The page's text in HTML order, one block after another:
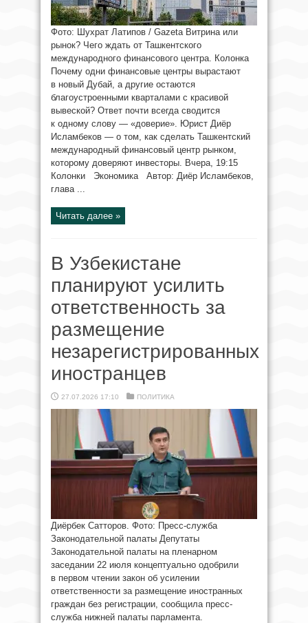
Фото: Шухрат Латипов / Gazeta Витрина или
рынок? Чего ждать от Ташкентского
международного финансового центра. Колонка
Почему одни финансовые центры вырастают
в новый Дубай, а другие остаются
благоустроенными кварталами с красивой
вывеской? Ответ почти всегда сводится
к одному слову — «доверие». Юрист Диёр
Исламбеков — о том, как сделать Ташкентский
международный финансовый центр рынком,
которому доверяют инвесторы. Вчера, 19:15
Колонки Экономика Автор: Диёр Исламбеков,
глава ...
Читать далее »
В Узбекистане
планируют усилить
ответственность за
размещение
незарегистрированных
иностранцев
27.07.2026 17:10 ПОЛИТИКА
Диёрбек Сатторов. Фото: Пресс-служба
Законодательной палаты Депутаты
Законодательной палаты на пленарном
заседании 22 июля концептуально одобрили
в первом чтении закон об усилении
ответственности за размещение иностранных
граждан без регистрации, сообщила пресс-
служба нижней палаты парламента.